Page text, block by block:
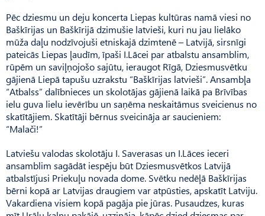
Pēc dziesmu un deju koncerta Liepas kultūras namā viesi no
Baškīrijas un Baškīrijā dzimušie latvieši, kuri nu jau lielāko
mūža daļu nodzīvojuši etniskajā dzimtenē – Latvijā, sirsnīgi
pateicās Liepas ļaudīm, īpaši I.Lācei par atbalstu ansamblim,
rūpēm un saviļņojošo sajūtu, ieraugot Rīgā, Dziesmusvētku
gājienā Liepā tapušu uzrakstu “Baškīrijas latvieši”. Ansambļa
“Atbalss” dalībnieces un skolotājas gājienā laikā pa Brīvības
ielu guva lielu ievērību un saņēma neskaitāmus sveicienus no
skatītājiem. Skatītāji bērnus sveicināja ar saucieniem:
“Malači!”
Latviešu valodas skolotāju I. Saverasas un I.Lāces ieceri
ansamblim sagādāt iespēju būt Dziesmusvētkos Latvijā
atbalstījusi Priekuļu novada dome. Svēt­ku nedēļā Baškīrijas
bērni kopā ar Latvijas draugiem var atpūsties, apskatīt Latviju.
Vakardiena visiem kopā pagāja pie jūras. Pusaudzes, kuras